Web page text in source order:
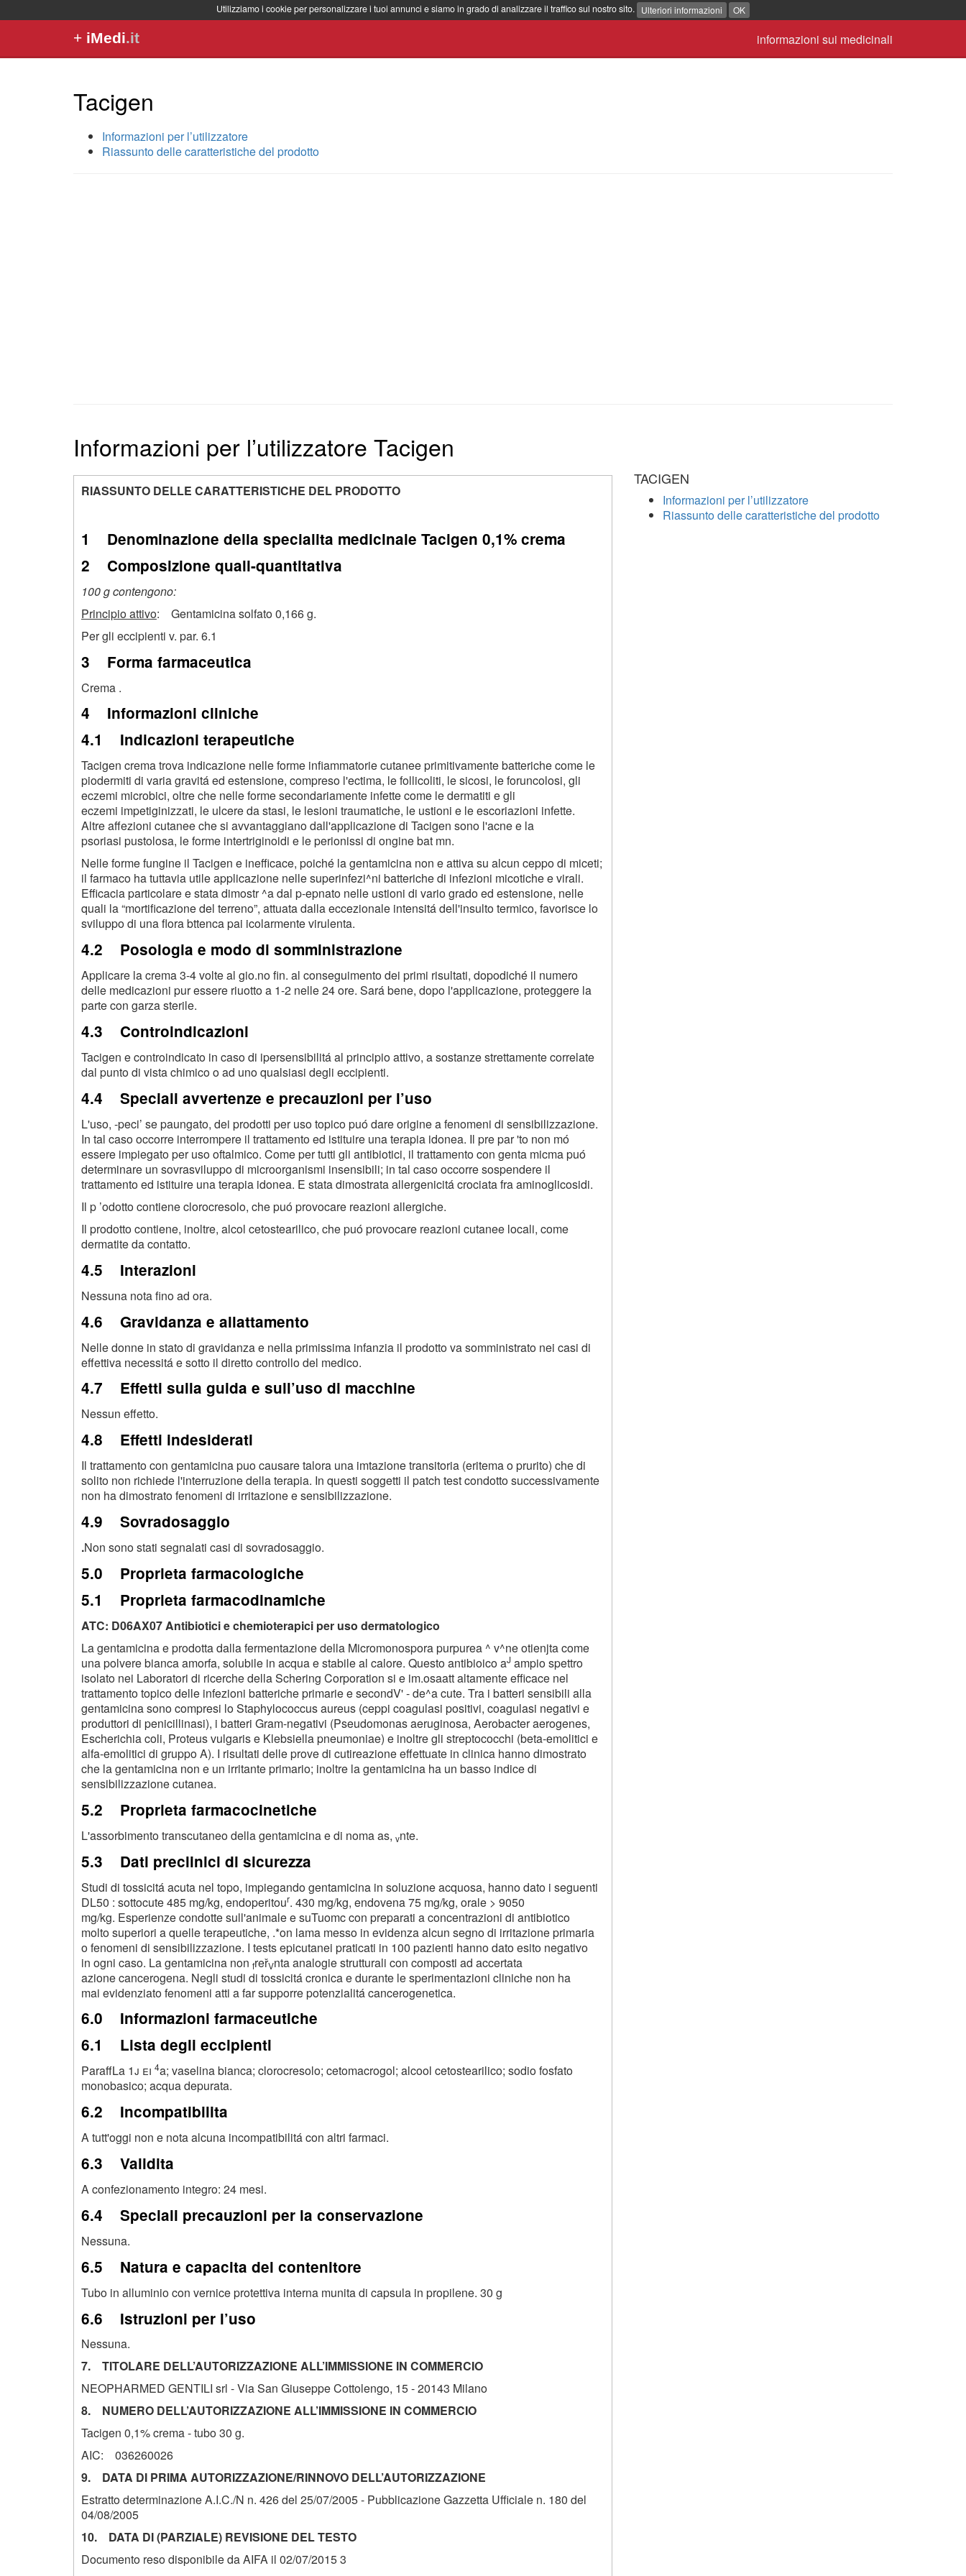
Utilizziamo i cookie per personalizzare i tuoi annunci e siamo in grado di analizzare il traffico sul nostro sito. Ulteriori informazioni OK
informazioni sui medicinali
+ iMedi.it
Tacigen
Informazioni per l’utilizzatore
Riassunto delle caratteristiche del prodotto
Informazioni per l’utilizzatore Tacigen
RIASSUNTO DELLE CARATTERISTICHE DEL PRODOTTO
1 Denominazione della specialita medicinale Tacigen 0,1% crema
2 Composizione quali-quantitativa
100 g contengono:
Principio attivo: Gentamicina solfato 0,166 g.
Per gli eccipienti v. par. 6.1
3 Forma farmaceutica
Crema .
4 Informazioni cliniche
4.1 Indicazioni terapeutiche
Tacigen crema trova indicazione nelle forme infiammatorie cutanee primitivamente batteriche come le
piodermiti di varia gravitá ed estensione, compreso l'ectima, le follicoliti, le sicosi, le foruncolosi, gli
eczemi microbici, oltre che nelle forme secondariamente infette come le dermatiti e gli
eczemi impetiginizzati, le ulcere da stasi, le lesioni traumatiche, le ustioni e le escoriazioni infette.
Altre affezioni cutanee che si avvantaggiano dall'applicazione di Tacigen sono l'acne e la
psoriasi pustolosa, le forme intertriginoidi e le perionissi di ongine bat mn.
Nelle forme fungine il Tacigen e inefficace, poiché la gentamicina non e attiva su alcun ceppo di miceti;
il farmaco ha tuttavia utile applicazione nelle superinfezi^ni batteriche di infezioni micotiche e virali.
Efficacia particolare e stata dimostr ^a dal p-epnato nelle ustioni di vario grado ed estensione, nelle
quali la “mortificazione del terreno”, attuata dalla eccezionale intensitá dell'insulto termico, favorisce lo
sviluppo di una flora bttenca pai icolarmente virulenta.
4.2 Posologia e modo di somministrazione
Applicare la crema 3-4 volte al gio.no fin. al conseguimento dei primi risultati, dopodiché il numero
delle medicazioni pur essere riuotto a 1-2 nelle 24 ore. Sará bene, dopo l'applicazione, proteggere la
parte con garza sterile.
4.3 Controindicazioni
Tacigen e controindicato in caso di ipersensibilitá al principio attivo, a sostanze strettamente correlate
dal punto di vista chimico o ad uno qualsiasi degli eccipienti.
4.4 Speciali avvertenze e precauzioni per l’uso
L'uso, -peci’ se paungato, dei prodotti per uso topico puó dare origine a fenomeni di sensibilizzazione.
In tal caso occorre interrompere il trattamento ed istituire una terapia idonea. Il pre par 'to non mó
essere impiegato per uso oftalmico. Come per tutti gli antibiotici, il trattamento con genta micma puó
determinare un sovrasviluppo di microorganismi insensibili; in tal caso occorre sospendere il
trattamento ed istituire una terapia idonea. E stata dimostrata allergenicitá crociata fra aminoglicosidi.
Il p ’odotto contiene clorocresolo, che puó provocare reazioni allergiche.
Il prodotto contiene, inoltre, alcol cetostearilico, che puó provocare reazioni cutanee locali, come
dermatite da contatto.
4.5 Interazioni
Nessuna nota fino ad ora.
4.6 Gravidanza e allattamento
Nelle donne in stato di gravidanza e nella primissima infanzia il prodotto va somministrato nei casi di
effettiva necessitá e sotto il diretto controllo del medico.
4.7 Effetti sulla guida e sull’uso di macchine
Nessun effetto.
4.8 Effetti indesiderati
Il trattamento con gentamicina puo causare talora una imtazione transitoria (eritema o prurito) che di
solito non richiede l'interruzione della terapia. In questi soggetti il patch test condotto successivamente
non ha dimostrato fenomeni di irritazione e sensibilizzazione.
4.9 Sovradosaggio
.Non sono stati segnalati casi di sovradosaggio.
5.0 Proprieta farmacologiche
5.1 Proprieta farmacodinamiche
ATC: D06AX07 Antibiotici e chemioterapici per uso dermatologico
La gentamicina e prodotta dalla fermentazione della Micromonospora purpurea ^ v^ne otienjta come
una polvere bianca amorfa, solubile in acqua e stabile al calore. Questo antibioico aJ ampio spettro
isolato nei Laboratori di ricerche della Schering Corporation si e im.osaatt altamente efficace nel
trattamento topico delle infezioni batteriche primarie e secondV' - de^a cute. Tra i batteri sensibili alla
gentamicina sono compresi lo Staphylococcus aureus (ceppi coagulasi positivi, coagulasi negativi e
produttori di penicillinasi), i batteri Gram-negativi (Pseudomonas aeruginosa, Aerobacter aerogenes,
Escherichia coli, Proteus vulgaris e Klebsiella pneumoniae) e inoltre gli streptococchi (beta-emolitici e
alfa-emolitici di gruppo A). I risultati delle prove di cutireazione effettuate in clinica hanno dimostrato
che la gentamicina non e un irritante primario; inoltre la gentamicina ha un basso indice di
sensibilizzazione cutanea.
5.2 Proprieta farmacocinetiche
L'assorbimento transcutaneo della gentamicina e di noma as, vnte.
5.3 Dati preclinici di sicurezza
Studi di tossicitá acuta nel topo, impiegando gentamicina in soluzione acquosa, hanno dato i seguenti
DL50 : sottocute 485 mg/kg, endoperitour. 430 mg/kg, endovena 75 mg/kg, orale > 9050
mg/kg. Esperienze condotte sull'animale e suTuomc con preparati a concentrazioni di antibiotico
molto superiori a quelle terapeutiche, .*on lama messo in evidenza alcun segno di irritazione primaria
o fenomeni di sensibilizzazione. I tests epicutanei praticati in 100 pazienti hanno dato esito negativo
in ogni caso. La gentamicina non freřVnta analogie strutturali con composti ad accertata
azione cancerogena. Negli studi di tossicitá cronica e durante le sperimentazioni cliniche non ha
mai evidenziato fenomeni atti a far supporre potenzialitá cancerogenetica.
6.0 Informazioni farmaceutiche
6.1 Lista degli eccipienti
ParaffLa 1j ei 4a; vaselina bianca; clorocresolo; cetomacrogol; alcool cetostearilico; sodio fosfato
monobasico; acqua depurata.
6.2 Incompatibilita
A tutt'oggi non e nota alcuna incompatibilitá con altri farmaci.
6.3 Validita
A confezionamento integro: 24 mesi.
6.4 Speciali precauzioni per la conservazione
Nessuna.
6.5 Natura e capacita del contenitore
Tubo in alluminio con vernice protettiva interna munita di capsula in propilene. 30 g
6.6 Istruzioni per l’uso
Nessuna.
7. TITOLARE DELL’AUTORIZZAZIONE ALL’IMMISSIONE IN COMMERCIO
NEOPHARMED GENTILI srl - Via San Giuseppe Cottolengo, 15 - 20143 Milano
8. NUMERO DELL’AUTORIZZAZIONE ALL’IMMISSIONE IN COMMERCIO
Tacigen 0,1% crema - tubo 30 g.
AIC: 036260026
9. DATA DI PRIMA AUTORIZZAZIONE/RINNOVO DELL’AUTORIZZAZIONE
Estratto determinazione A.I.C./N n. 426 del 25/07/2005 - Pubblicazione Gazzetta Ufficiale n. 180 del
04/08/2005
10. DATA DI (PARZIALE) REVISIONE DEL TESTO
Documento reso disponibile da AIFA il 02/07/2015 3
TACIGEN
Informazioni per l’utilizzatore
Riassunto delle caratteristiche del prodotto